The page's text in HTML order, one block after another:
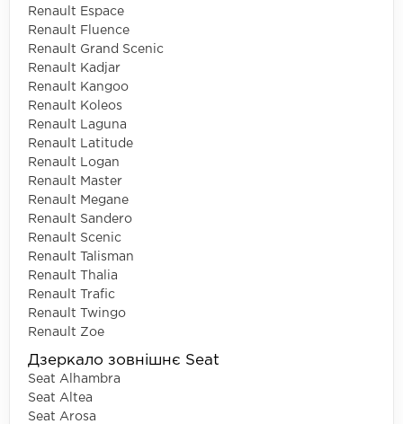
Renault Espace
Renault Fluence
Renault Grand Scenic
Renault Kadjar
Renault Kangoo
Renault Koleos
Renault Laguna
Renault Latitude
Renault Logan
Renault Master
Renault Megane
Renault Sandero
Renault Scenic
Renault Talisman
Renault Thalia
Renault Trafic
Renault Twingo
Renault Zoe
Дзеркало зовнішнє Seat
Seat Alhambra
Seat Altea
Seat Arosa